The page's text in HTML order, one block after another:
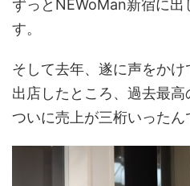
ずっとNEWoMan新宿に
す。
そして去年、遂に声をか
出店したところ、過去最高
ついに売上が三桁いったん